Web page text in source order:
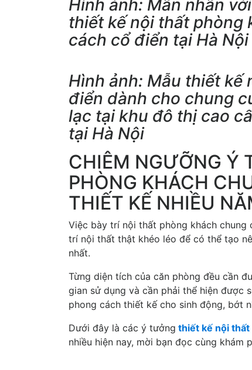
Hình ảnh: Mãn nhãn
thiết kế nội thất phòng
cách cổ điển tại Hà Nội
Hình ảnh: Mẫu thiết
điển dành cho chung
lạc tại khu đô thị cao
tại Hà Nội
CHIÊM NGƯỠNG Ý
PHÒNG KHÁCH
THIẾT KẾ NHIỀU
Việc bày trí nội thất phòng khách chung
trí nội thất thật khéo léo để có thể tạo
nhất.
Từng diện tích của căn phòng đều cần
gian sử dụng và cần phải thể hiện được
phong cách thiết kế cho sinh động, bớt
Dưới đây là các ý tưởng thiết kế nội thất
nhiều hiện nay, mời bạn đọc cùng khám